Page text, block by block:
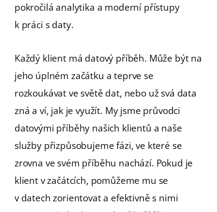
pokročilá analytika a moderní přístupy
k práci s daty.
Každý klient má datový příběh. Může být na
jeho úplném začátku a teprve se
rozkoukávat ve světě dat, nebo už svá data
zná a ví, jak je využít. My jsme průvodci
datovými příběhy našich klientů a naše
služby přizpůsobujeme fázi, ve které se
zrovna ve svém příběhu nachází. Pokud je
klient v začátcích, pomůžeme mu se
v datech zorientovat a efektivně s nimi